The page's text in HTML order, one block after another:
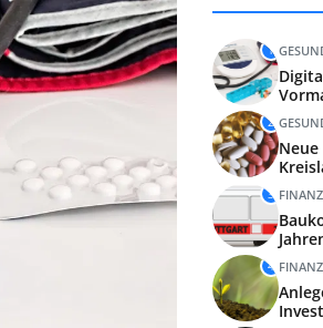
1
2
3
4